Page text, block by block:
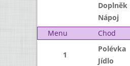
Doplněk
Nápoj
Menu
Chod
1
Polévka
Jídlo